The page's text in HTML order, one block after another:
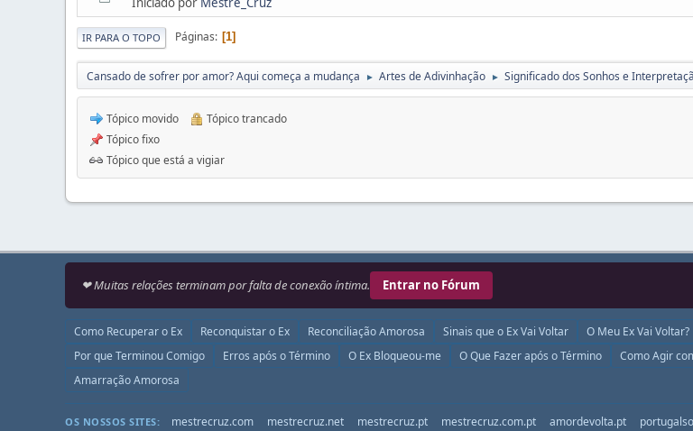
IR PARA O TOPO Páginas 1
Cansado de sofrer por amor? Aqui começa a mudança ► Artes de Adivinhação ► Significado dos Sonhos e
Tópico movido
Tópico trancado
Tópico fixo
Tópico que está a vigiar
❤ Muitas relações terminam por falta de conexão íntima. Entrar no Fórum
Como Recuperar o Ex Reconquistar o Ex Reconciliação Amorosa Sinais que o Ex Vai Voltar O Meu Ex Vai Voltar?
Por que Terminou Comigo
Erros após o Término O Ex Bloqueou-me O Que Fazer após o Término Como Agir
Amarração Amorosa
OS NOSSOS SITES: mestrecruz.com mestrecruz.net mestrecruz.pt mestrecruz.com.pt amordevolta.pt